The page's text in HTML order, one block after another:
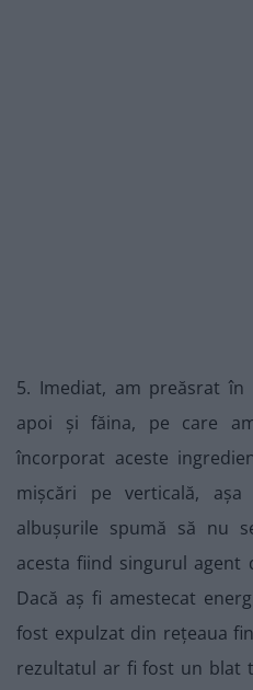
5. Imediat, am preăsrat
apoi și făina, pe care
încorporat aceste
mișcări pe verticală,
albușurile spumă să nu
acesta fiind singurul agent
Dacă aș fi amestecat
fost expulzat din rețeaua
rezultatul ar fi fost un blat